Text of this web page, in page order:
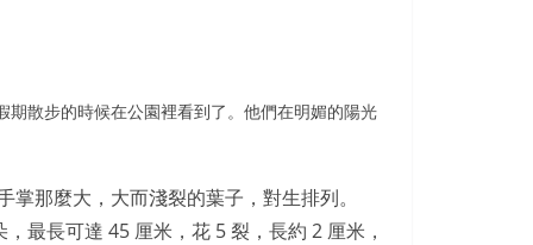
散步的時候在公園裡看到了。他們在明媚的陽光
那麼大，大而淺裂的葉子，對生排列。
最長可達 45 厘米，花 5 裂，長約 2 厘米，